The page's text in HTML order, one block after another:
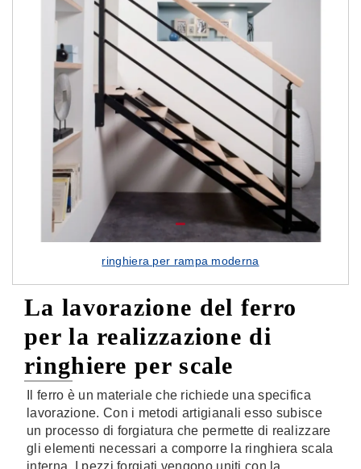
ringhiera per rampa moderna
La lavorazione del ferro
per la realizzazione di
ringhiere per scale
Il ferro è un materiale che richiede una specifica
lavorazione. Con i metodi artigianali esso subisce
un processo di forgiatura che permette di realizzare
gli elementi necessari a comporre la ringhiera scala
interna. I pezzi forgiati vengono uniti con la